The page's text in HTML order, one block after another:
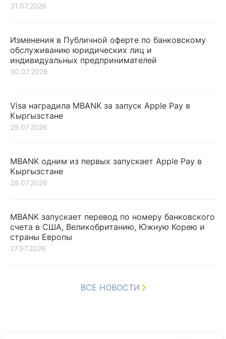
31.07.2026
Изменения в Публичной оферте по банковскому
обслуживанию юридических лиц и
индивидуальных предпринимателей
30.07.2026
Visa наградила MBANK за запуск Apple Pay в
Кыргызстане
29.07.2026
MBANK одним из первых запускает Apple Pay в
Кыргызстане
28.07.2026
MBANK запускает перевод по номеру банковского
счета в США, Великобританию, Южную Корею и
страны Европы
27.07.2026
ВСЕ НОВОСТИ